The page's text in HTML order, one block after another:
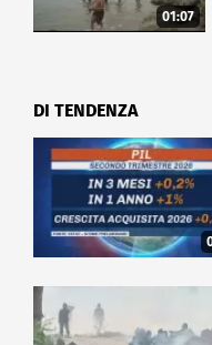
01:07
DI TENDENZA